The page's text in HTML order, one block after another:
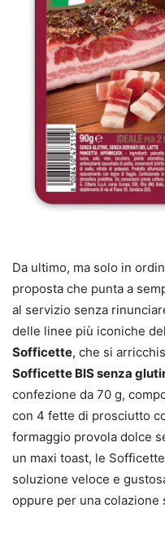
Da ultimo, ma solo in
proposta che punta a
al servizio senza
delle linee più iconiche
Sofficette, che si
Sofficette BIS senza
confezione da 70 g,
con 4 fette di prosciutto
formaggio provola dolce
un maxi toast, le
soluzione veloce e
oppure per una colazione